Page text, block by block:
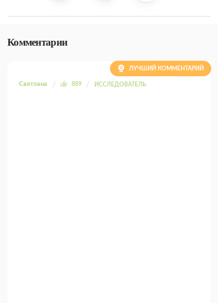
Комментарии
Светлана 889 ИССЛЕДОВАТЕЛЬ
ЛУЧШИЙ КОММЕНТАРИЙ